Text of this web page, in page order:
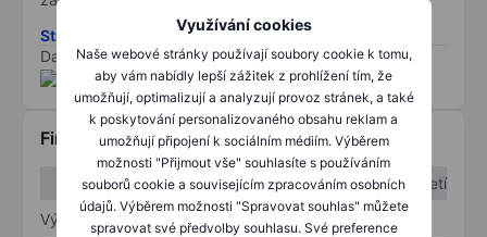
Využívání cookies
Naše webové stránky používají soubory cookie k tomu,
aby vám nabídly lepší zážitek z prohlížení tím, že
umožňují, optimalizují a analyzují provoz stránek, a také
k poskytování personalizovaného obsahu reklam a
umožňují připojení k sociálním médiím. Výběrem
možnosti "Přijmout vše" souhlasíte s používáním
souborů cookie a souvisejícím zpracováním osobních
údajů. Výběrem možnosti "Spravovat souhlas" můžete
spravovat své předvolby souhlasu. Své preference
Stáhněte si metodiku rizik ESG
Data poskytnuta od
/
Finanční informace
1. čtvrtletí
2. čtvrtletí
Výkaz zisku a ztráty